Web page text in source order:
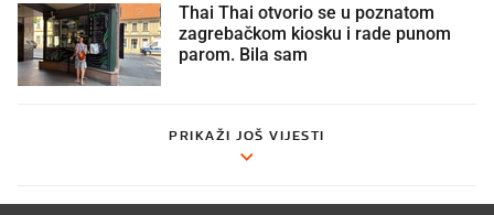
Thai Thai otvorio se u poznatom
zagrebačkom kiosku i rade punom
parom. Bila sam
PRIKAŽI JOŠ VIJESTI